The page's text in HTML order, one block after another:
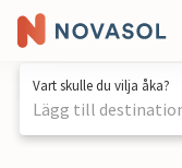
Vart skulle du vilja åka?
Lägg till
1 / 17